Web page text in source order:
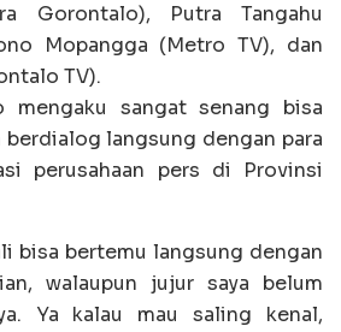
Gorontalo), Putra Tangahu
Mopangga (Metro TV), dan
TV).
mengaku sangat senang bisa
berdialog langsung dengan para
perusahaan pers di Provinsi
bisa bertemu langsung dengan
walaupun jujur saya belum
Ya kalau mau saling kenal,